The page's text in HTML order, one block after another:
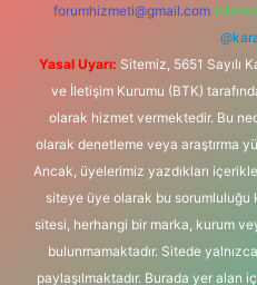
forumhizmeti@gmail.com
Yasal Uyarı: Sitemiz, 5651 Sayılı
ve İletişim Kurumu (BTK)
olarak hizmet vermektedir. Bu
olarak denetleme veya araştırma
Ancak, üyelerimiz yazdıkları
siteye üye olarak bu sorumluluğu
sitesi, herhangi bir marka, kurum
bulunmamaktadır. Sitede
paylaşılmaktadır. Burada yer alan